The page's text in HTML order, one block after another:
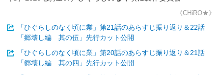
《CHiRO★》
「ひぐらしのなく頃に業」第21話のあらすじ振り返り＆22話
「郷壊し編 其の伍」先行カット公開
「ひぐらしのなく頃に業」第20話のあらすじ振り返り＆21話
「郷壊し編 其の四」先行カット公開